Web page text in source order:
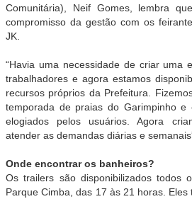
Comunitária), Neif Gomes, lembra
compromisso da gestão com os
JK.
“Havia uma necessidade de criar uma
trabalhadores e agora estamos
recursos próprios da Prefeitura.
temporada de praias do Garimpinho e
elogiados pelos usuários. Agora
atender as demandas diárias e
Onde encontrar os banheiros?
Os trailers são disponibilizados
Parque Cimba, das 17 às 21 horas.